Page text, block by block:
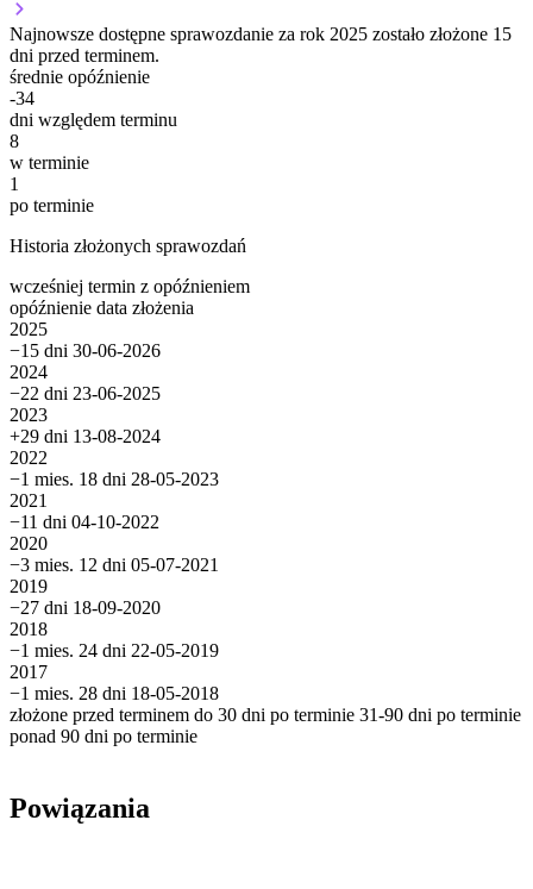
Najnowsze dostępne sprawozdanie za rok 2025 zostało złożone 15
dni przed terminem.
średnie opóźnienie
-34
dni względem terminu
8
w terminie
1
po terminie
Historia złożonych sprawozdań
wcześniej termin z opóźnieniem
opóźnienie data złożenia
2025
−15 dni 30-06-2026
2024
−22 dni 23-06-2025
2023
+29 dni 13-08-2024
2022
−1 mies. 18 dni 28-05-2023
2021
−11 dni 04-10-2022
2020
−3 mies. 12 dni 05-07-2021
2019
−27 dni 18-09-2020
2018
−1 mies. 24 dni 22-05-2019
2017
−1 mies. 28 dni 18-05-2018
złożone przed terminem do 30 dni po terminie 31-90 dni po terminie
ponad 90 dni po terminie
Powiązania